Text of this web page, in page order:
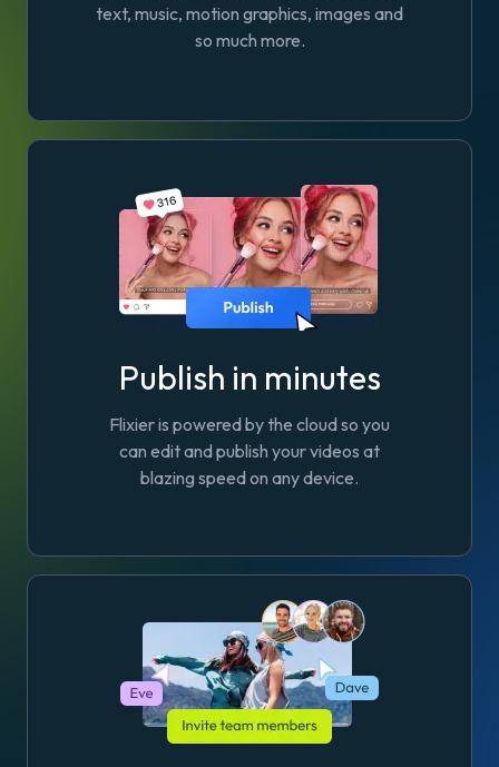
text, music, motion graphics, images and
so much more.
Publish in minutes
Flixier is powered by the cloud so you
can edit and publish your videos at
blazing speed on any device.